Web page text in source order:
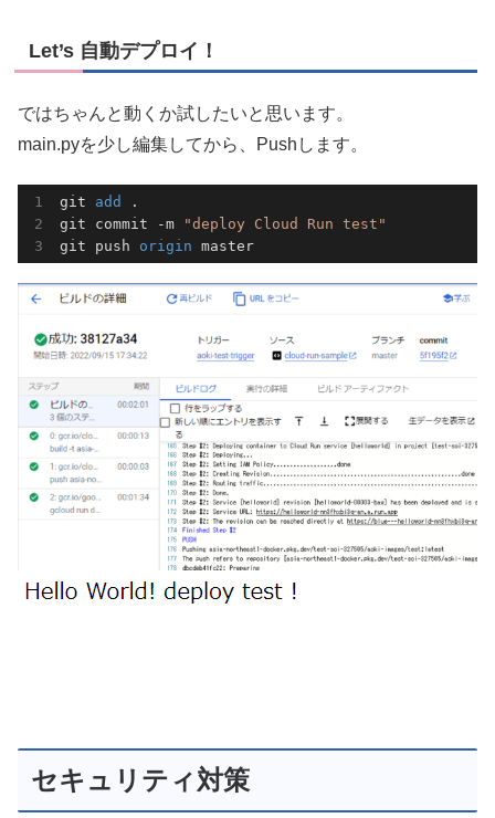
Let’s 自動デプロイ！
ではちゃんと動くか試したいと思います。
main.pyを少し編集してから、Pushします。
git add
.
git commit -m
"deploy Cloud Run test"
git push origin master
セキュリティ対策